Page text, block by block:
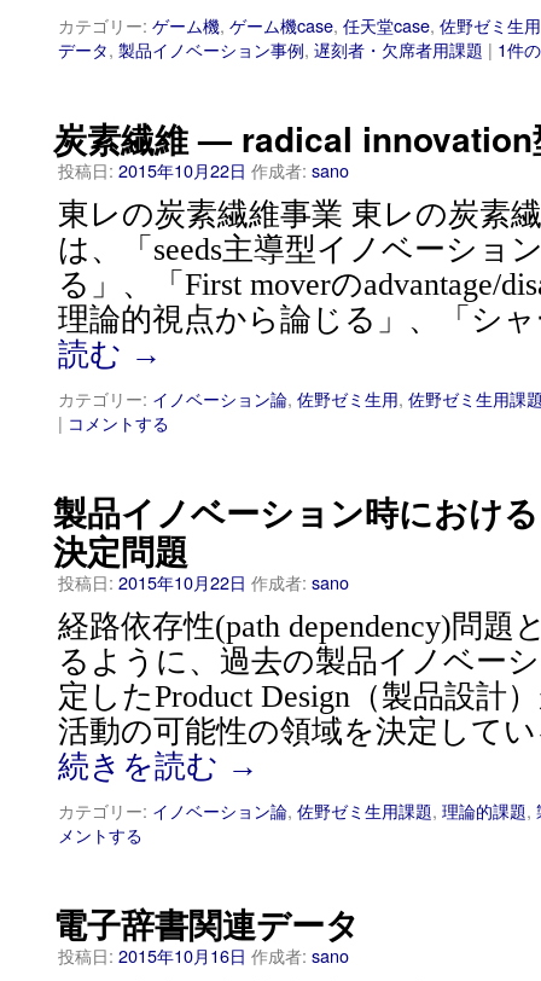
カテゴリー: ゲーム機, ゲーム機case, 任天堂case, 佐野ゼミ生
データ, 製品イノベーション事例, 遅刻者・欠席者用課題 | 1件
炭素繊維 — radical innovation
投稿日: 2015年10月22日 作成者: sano
東レの炭素繊維事業 東レの炭素
は、「seeds主導型イノベーショ
る」、「First moverのadvantage/
理論的視点から論じる」、「シ
読む →
カテゴリー: イノベーション論, 佐野ゼミ生用, 佐野ゼミ生用課
| コメントする
製品イノベーション時におけ
決定問題
投稿日: 2015年10月22日 作成者: sano
経路依存性(path dependency)問
るように、過去の製品イノベー
定したProduct Design（製品設計
活動の可能性の領域を決定し
続きを読む →
カテゴリー: イノベーション論, 佐野ゼミ生用課題, 理論的課題,
メントする
電子辞書関連データ
投稿日: 2015年10月16日 作成者: sano